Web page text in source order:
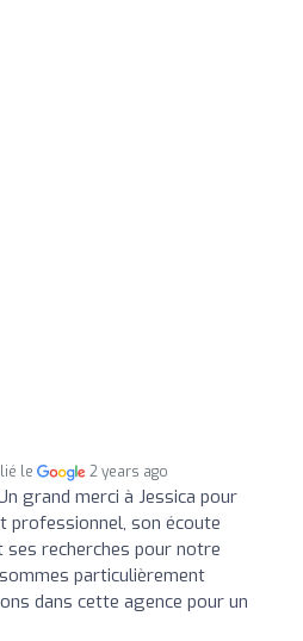
le 2 years ago
grand merci à Jessica pour
professionnel, son écoute
ses recherches pour notre
particulièrement
dans cette agence pour un